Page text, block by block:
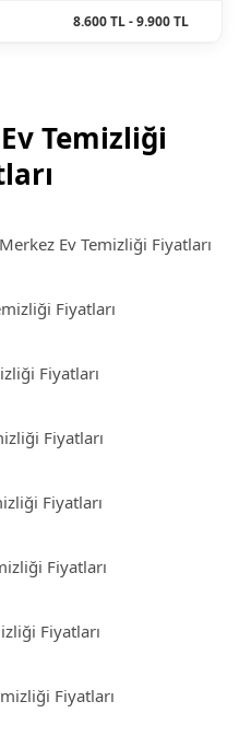
8.600 TL - 9.900 TL
Temizliği
Merkez Ev Temizliği Fiyatları
Fiyatları
Fiyatları
Fiyatları
Fiyatları
Fiyatları
Fiyatları
Fiyatları